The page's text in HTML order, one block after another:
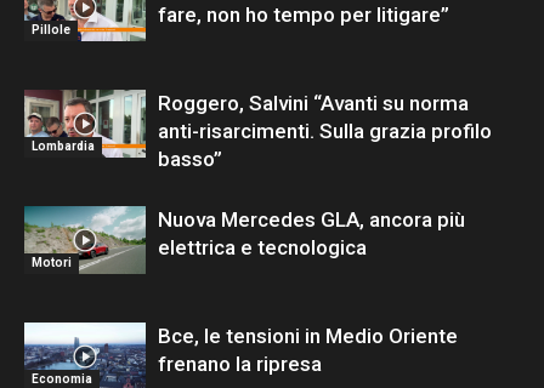
Pillole
fare, non ho tempo per litigare”
Lombardia
Roggero, Salvini “Avanti su norma
anti-risarcimenti. Sulla grazia profilo
basso”
Motori
Nuova Mercedes GLA, ancora più
elettrica e tecnologica
Economia
Bce, le tensioni in Medio Oriente
frenano la ripresa